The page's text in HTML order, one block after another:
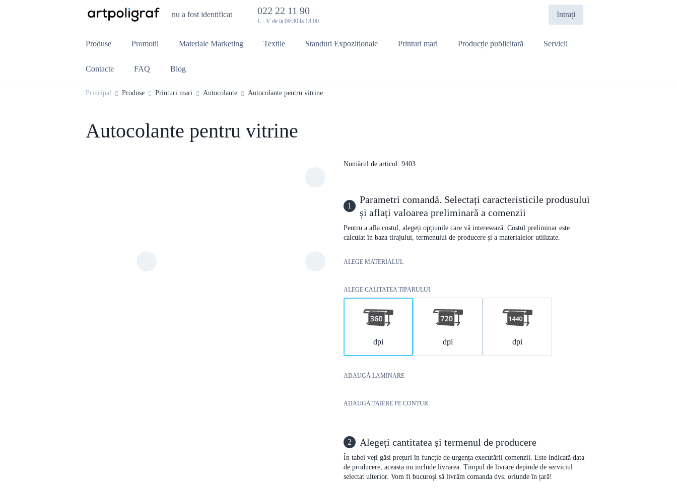
nu a fost identificat 022 22 11 90
L - V de la 09:30 la 18:00
Intrați
Produse Promotii Materiale Marketing Textile Standuri Expozitionale Printuri mari Producție publicitară Servicii
Contacte FAQ Blog
Principal Produse Printuri mari Autocolante Autocolante pentru vitrine
Autocolante pentru vitrine
Numărul de articol: 9403
1
Parametri comandă. Selectați caracteristicile produsului
și aflați valoarea preliminară a comenzii
Pentru a afla costul, alegeți opțiunile care vă interesează. Costul preliminar este
calculat în baza tirajului, termenului de producere și a materialelor utilizate.
ALEGE MATERIALUL
ALEGE CALITATEA TIPARULUI
dpi dpi dpi
ADAUGĂ LAMINARE
ADAUGĂ TAIERE PE CONTUR
2 Alegeți cantitatea și termenul de producere
În tabel veți găsi prețuri în funcție de urgența executării comenzii. Este indicată data
de producere, aceasta nu include livrarea. Timpul de livrare depinde de serviciul
selectat ulterior. Vom fi bucuroși să livrăm comanda dvs. oriunde în țară!